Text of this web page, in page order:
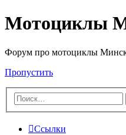
Мотоциклы
Форум про мотоциклы
Пропустить
Ссылки